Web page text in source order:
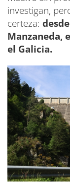
investigan,
certeza:
Manzaneda,
el Galicia.